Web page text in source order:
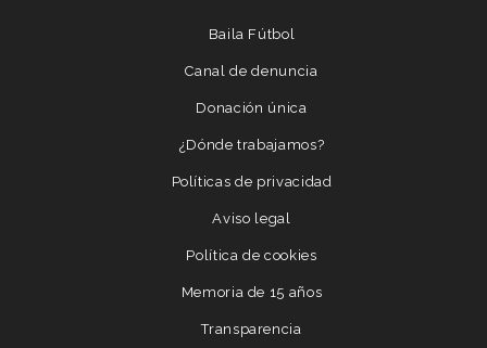
Baila Fútbol
Canal de denuncia
Donación única
¿Dónde trabajamos?
Políticas de privacidad
Aviso legal
Política de cookies
Memoria de 15 años
Transparencia